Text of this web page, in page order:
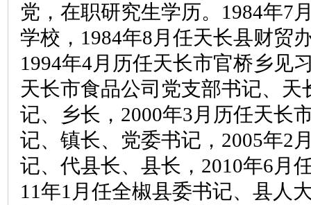
党，在职研究生学历。1984年7
学校，1984年8月任天长县财贸
1994年4月历任天长市官桥乡见
天长市食品公司党支部书记、天
记、乡长，2000年3月历任天长
记、镇长、党委书记，2005年2
记、代县长、县长，2010年6月
11年1月任全椒县委书记、县人